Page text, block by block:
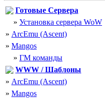
Готовые Сервера
» Установка сервера WoW
» ArcEmu (Ascent)
» Mangos
» ГМ команды
WWW / Шаблоны
» ArcEmu (Ascent)
» Mangos